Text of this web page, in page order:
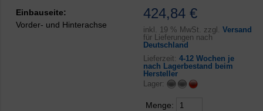
424,84 €
inkl. 19 % MwSt. zzgl. Versand
für Lieferungen nach
Deutschland
Lieferzeit: 4-12 Wochen je
nach Lagerbestand beim
Hersteller
Lager:
Menge:
Einbauseite:
Vorder- und Hinterachse